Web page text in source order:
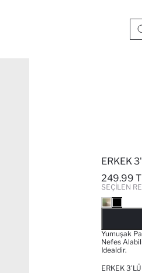
ERKEK
249.99
SEÇILEN
Yumuşak
Nefes
Idealdir.
ERKEK